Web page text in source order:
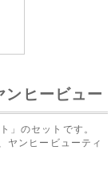
ヒービュー
」のセットです。
ヤンヒービューティ